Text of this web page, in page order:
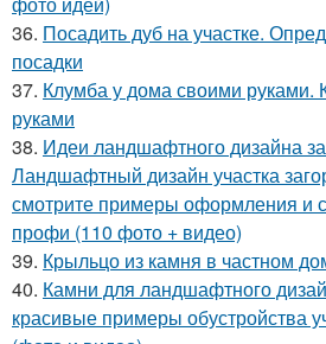
36. Посадить дуб на участке.
посадки
37. Клумба у дома своими руками.
руками
38. Идеи ландшафтного дизайна
Ландшафтный дизайн участка
смотрите примеры оформления и
профи (110 фото + видео)
39. Крыльцо из камня в частном
40. Камни для ландшафтного
красивые примеры обустройства